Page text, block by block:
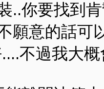
..你要找到
願意的話可
不過我大